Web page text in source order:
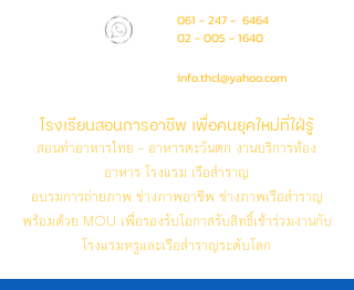
061 - 247 - 6464
02 - 005 - 1640
info.thcl@yahoo.com
โรงเรียนสอนการอาชีพ เพื่อคนยุคใหม่ที่ใฝ่รู้
สอนทำอาหารไทย - อาหารตะวันตก งานบริการห้อง
อาหาร โรงแรม เรือสำราญ
อบรมการถ่ายภาพ ช่างภาพอาชีพ ช่างภาพเรือสำราญ
พร้อมด้วย MOU เพื่อรองรับโอกาสรับสิทธิ์เข้าร่วมงานกับ
โรงแรมหรูและเรือสำราญระดับโลก